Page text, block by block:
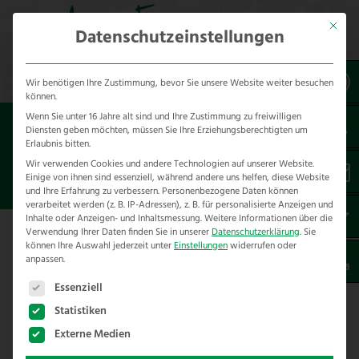
Sie sind hier:Referenzen
unsere Referenzen
nach Städten
ZAUNBAU IN STEMWEDE
Hier finden Sie unsere Zaunbau
Referenzen in Stemwede – im Kreis
Minden Lübbecke
Mit
Datenschutzeinstellungen
Wir benötigen Ihre Zustimmung, bevor Sie unsere Website weiter besuchen
können.
Wenn Sie unter 16 Jahre alt sind und Ihre Zustimmung zu freiwilligen
Diensten geben möchten, müssen Sie Ihre Erziehungsberechtigten um
Erlaubnis bitten.
Wir verwenden Cookies und andere Technologien auf unserer Website.
Einige von ihnen sind essenziell, während andere uns helfen, diese Website
und Ihre Erfahrung zu verbessern. Personenbezogene Daten können
verarbeitet werden (z. B. IP-Adressen), z. B. für personalisierte Anzeigen und
Inhalte oder Anzeigen- und Inhaltsmessung.Weitere Informationen über die
Verwendung Ihrer Daten finden Sie in unsererDatenschutzerklärung. Sie
können Ihre Auswahl jederzeit unterEinstellungenwiderrufen oder
anpassen.
Es folgt eine Liste der Service-Gruppen, für die eine
Essenziell
Statistiken
Externe Medien